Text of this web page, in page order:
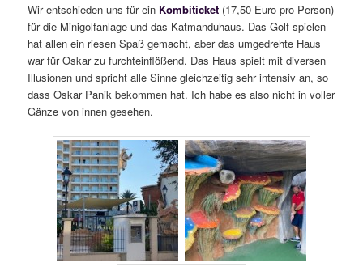
Wir entschieden uns für ein Kombiticket (17,50 Euro pro Person)
für die Minigolfanlage und das Katmanduhaus. Das Golf spielen
hat allen ein riesen Spaß gemacht, aber das umgedrehte Haus
war für Oskar zu furchteinflößend. Das Haus spielt mit diversen
Illusionen und spricht alle Sinne gleichzeitig sehr intensiv an, so
dass Oskar Panik bekommen hat. Ich habe es also nicht in voller
Gänze von innen gesehen.